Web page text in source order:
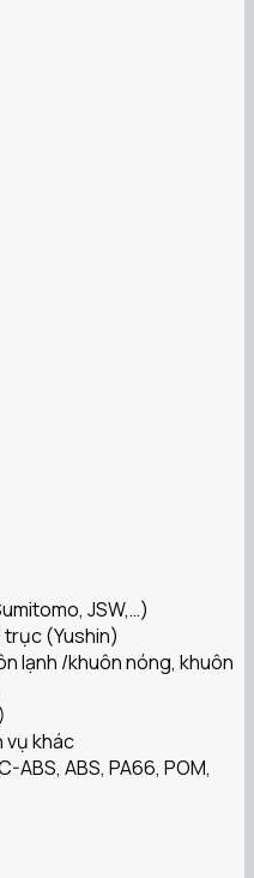
JSW,…)
(Yushin)
lạnh /khuôn nóng, khuôn
vụ khác
ABS, ABS, PA66, POM,